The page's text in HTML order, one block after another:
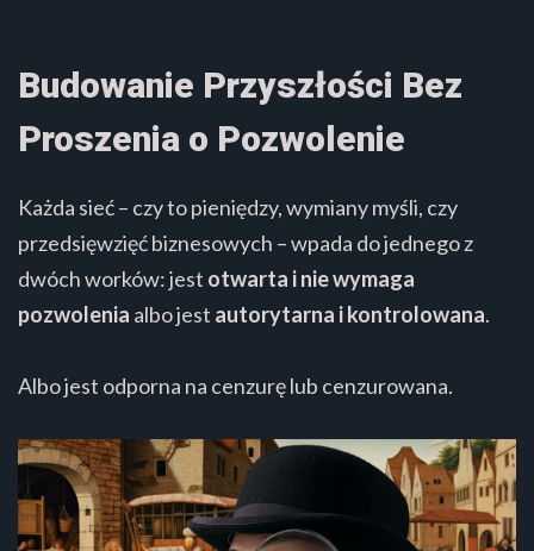
Budowanie Przyszłości Bez
Proszenia o Pozwolenie
Każda sieć – czy to pieniędzy, wymiany myśli, czy
przedsięwzięć biznesowych – wpada do jednego z
dwóch worków: jest otwarta i nie wymaga
pozwolenia albo jest autorytarna i kontrolowana.
Albo jest odporna na cenzurę lub cenzurowana.